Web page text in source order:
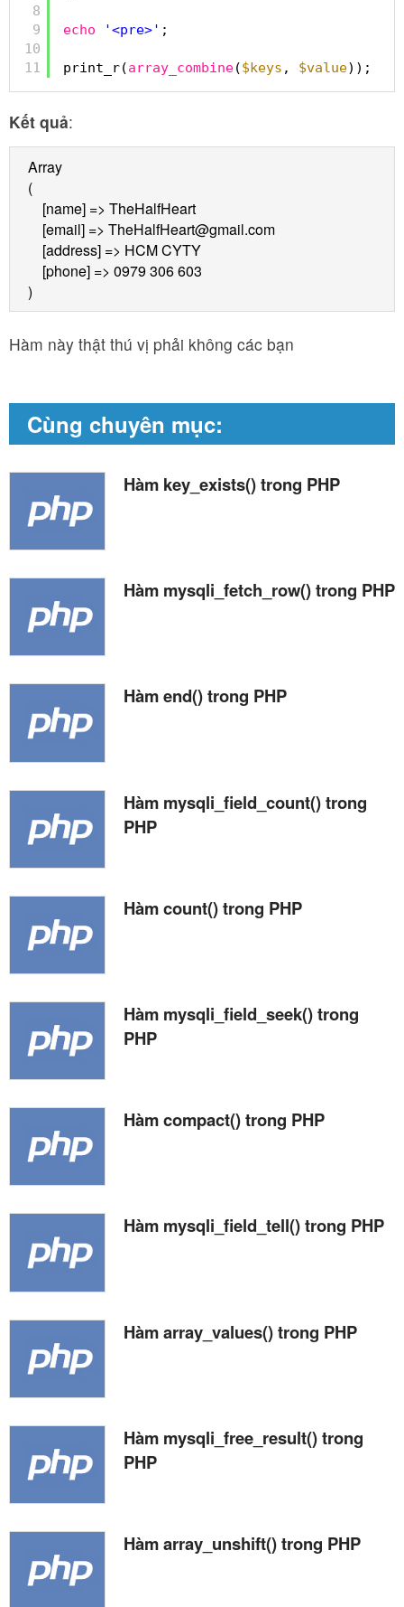
8
9
10
11
echo '<pre>' ;
print_r(array_combine($keys , $value));
Kết quả:
Array
(
    [name] => TheHalfHeart
    [email] =>
TheHalfHeart@gmail.com
    [address] => HCM CYTY
    [phone] => 0979 306 603
)
Hàm này thật thú vị phải không các bạn
Cùng chuyên mục:
Hàm key_exists() trong PHP
Hàm mysqli_fetch_row() trong PHP
Hàm end() trong PHP
Hàm mysqli_field_count() trong
PHP
Hàm count() trong PHP
Hàm mysqli_field_seek() trong
PHP
Hàm compact() trong PHP
Hàm mysqli_field_tell() trong PHP
Hàm array_values() trong PHP
Hàm mysqli_free_result() trong
PHP
Hàm array_unshift() trong PHP